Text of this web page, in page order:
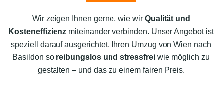
Wir zeigen Ihnen gerne, wie wir Qualität und
Kosteneffizienz miteinander verbinden. Unser Angebot ist
speziell darauf ausgerichtet, Ihren Umzug von Wien nach
Basildon so reibungslos und stressfrei wie möglich zu
gestalten – und das zu einem fairen Preis.